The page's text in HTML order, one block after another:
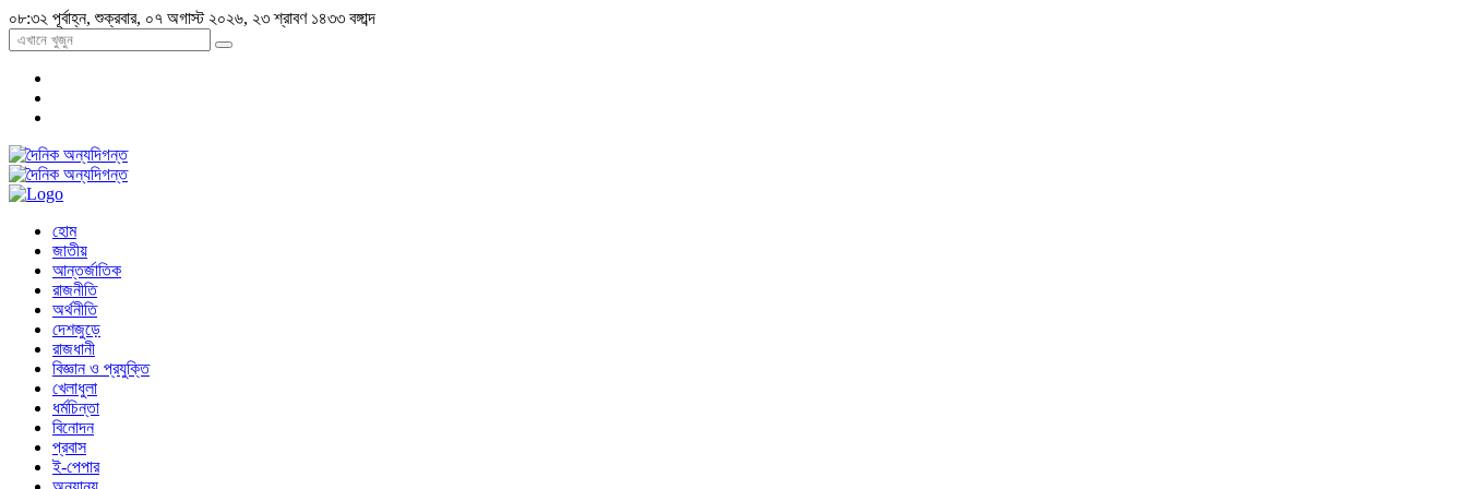
০৮:৩২ পূর্বাহ্ন, শুক্রবার, ০৭ অগাস্ট ২০২৬, ২৩ শ্রাবণ ১৪৩৩ বঙ্গাব্দ
হোম
জাতীয়
আন্তর্জাতিক
রাজনীতি
অর্থনীতি
দেশজুড়ে
রাজধানী
বিজ্ঞান ও প্রযুক্তি
খেলাধুলা
ধর্মচিন্তা
বিনোদন
প্রবাস
ই-পেপার